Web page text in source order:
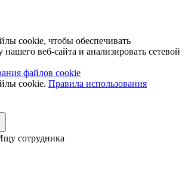
cookie, чтобы обеспечивать
веб-сайта и анализировать сетевой
файлов cookie
cookie. Правила использования
сотрудника